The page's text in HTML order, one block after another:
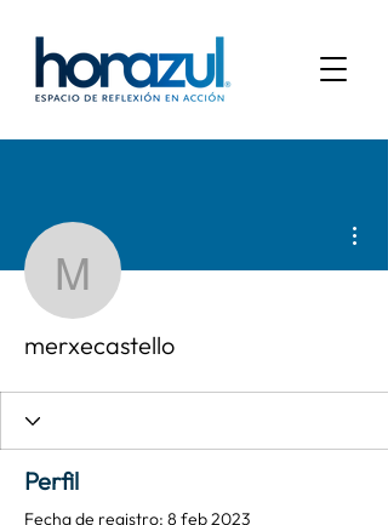
merxecastello
merxecastello
Perfil
Fecha de registro: 8 feb 2023